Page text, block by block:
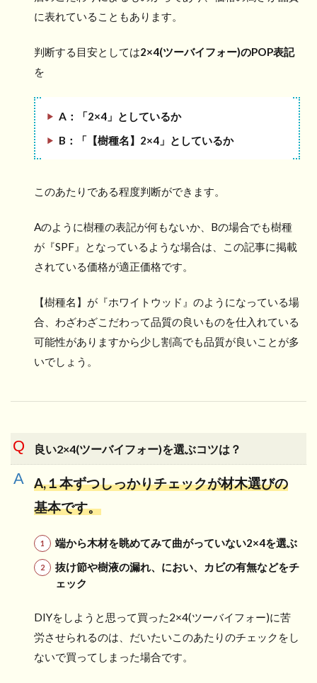
に表れていることもあります。
判断する目安としては2×4(ツーバイフォー)のPOP表記
を
A：「2×4」としているか
B：「【樹種名】2×4」としているか
このあたりである程度判断ができます。
Aのように樹種の表記が何もないか、Bの場合でも樹種
が『SPF』となっているような場合は、この記事に掲載
されている価格が適正価格です。
【樹種名】が『ホワイトウッド』のようになっている場
合、わざわざこだわって品質の良いものを仕入れている
可能性がありますから少し割高でも品質が良いことが多
いでしょう。
良い2×4(ツーバイフォー)を選ぶコツは？
A,１本ずつしっかりチェックが材木選びの
基本です。
端から木材を眺めてみて曲がっていない2×4を選ぶ
抜け節や樹液の漏れ、におい、カビの有無などをチ
ェック
DIYをしようと思って買った2×4(ツーバイフォー)に苦
労させられるのは、だいたいこのあたりのチェックをし
ないで買ってしまった場合です。